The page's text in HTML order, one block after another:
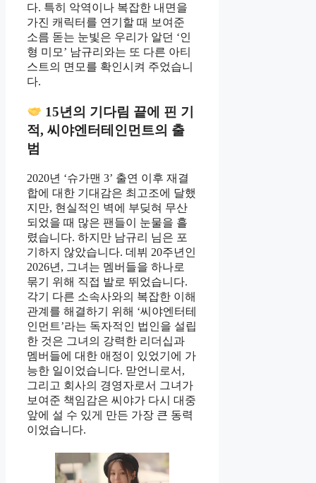
다. 특히 악역이나 복잡한 내면을
가진 캐릭터를 연기할 때 보여준
소름 돋는 눈빛은 우리가 알던 ‘인
형 미모’ 남규리와는 또 다른 아티
스트의 면모를 확인시켜 주었습니
다.
15년의 기다림 끝에 핀 기
적, 씨야엔터테인먼트의 출
범
2020년 ‘슈가맨 3’ 출연 이후 재결
합에 대한 기대감은 최고조에 달했
지만, 현실적인 벽에 부딪혀 무산
되었을 때 많은 팬들이 눈물을 흘
렸습니다. 하지만 남규리 님은 포
기하지 않았습니다. 데뷔 20주년인
2026년, 그녀는 멤버들을 하나로
묶기 위해 직접 발로 뛰었습니다.
각기 다른 소속사와의 복잡한 이해
관계를 해결하기 위해 ‘씨야엔터테
인먼트’라는 독자적인 법인을 설립
한 것은 그녀의 강력한 리더십과
멤버들에 대한 애정이 있었기에 가
능한 일이었습니다. 맏언니로서,
그리고 회사의 경영자로서 그녀가
보여준 책임감은 씨야가 다시 대중
앞에 설 수 있게 만든 가장 큰 동력
이었습니다.